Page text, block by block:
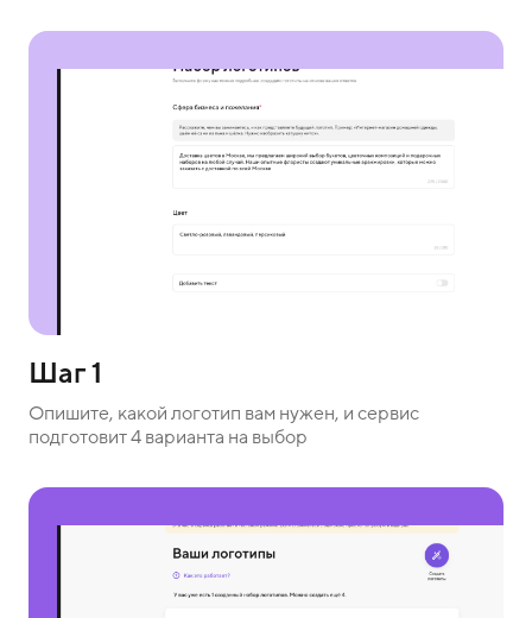
Шаг 1
Опишите, какой логотип вам нужен, и сервис
подготовит 4 варианта на выбор